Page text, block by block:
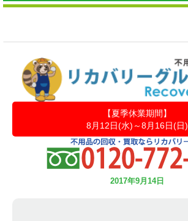
【夏季休業期間】
8月12日(水)～8月16日(日)
2017年9月14日